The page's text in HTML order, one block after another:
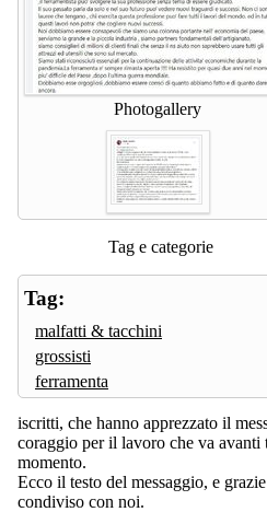
Photogallery
Tag e categorie
Tag:
malfatti & tacchini
grossisti
ferramenta
iscritti, che hanno apprezzato il
coraggio per il lavoro che va
momento.
Ecco il testo del messaggio, e
condiviso con noi.